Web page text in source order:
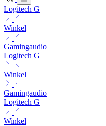
Logitech G
Winkel
Gamingaudio
Logitech G
Winkel
Gamingaudio
Logitech G
Winkel